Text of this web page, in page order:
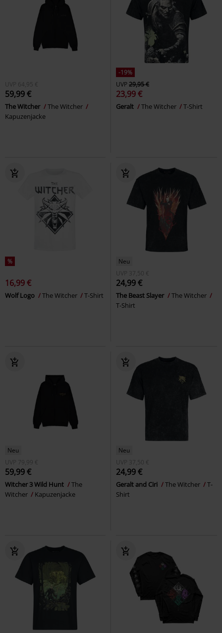
UVP 64,95 €
59,99 €
The Witcher
The Witcher
Kapuzenjacke
-19%
UVP29,95 €
23,99 €
Geralt The Witcher T-Shirt
%
16,99 €
Wolf Logo The Witcher T-Shirt
Neu
UVP
37,50 €
24,99 €
The Beast Slayer
The Witcher
T-Shirt
Neu
UVP
79,99 €
59,99 €
Witcher 3 Wild Hunt
The
Witcher
Kapuzenjacke
Neu
UVP
37,50 €
24,99 €
Geralt and Ciri The Witcher
T-
Shirt